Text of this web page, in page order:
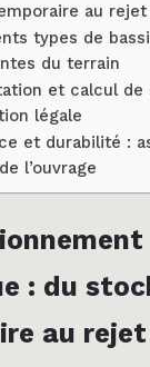
au
types de
du terrain
et calcul de
légale
et durabilité :
l’ouvrage
: du
au rejet